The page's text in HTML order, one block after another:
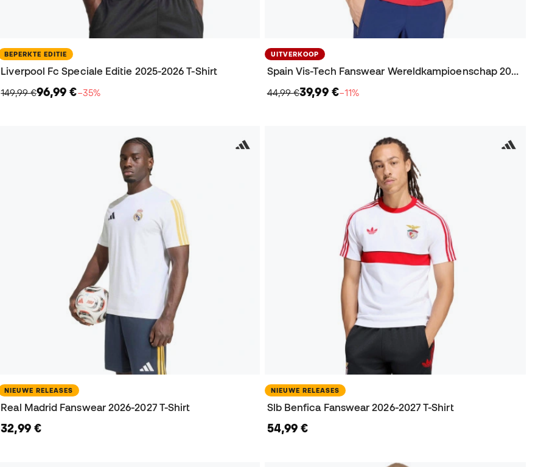
BEPERKTE EDITIE
Liverpool Fc Speciale Editie 2025-2026 T-Shirt
149,99 €96,99 €−35%
UITVERKOOP
Spain Vis-Tech Fanswear Wereldkampioenschap 2026 T-Shirt
44,99 €39,99 €−11%
NIEUWE RELEASES
Real Madrid Fanswear 2026-2027 T-Shirt
32,99 €
NIEUWE RELEASES
Slb Benfica Fanswear 2026-2027 T-Shirt
54,99 €